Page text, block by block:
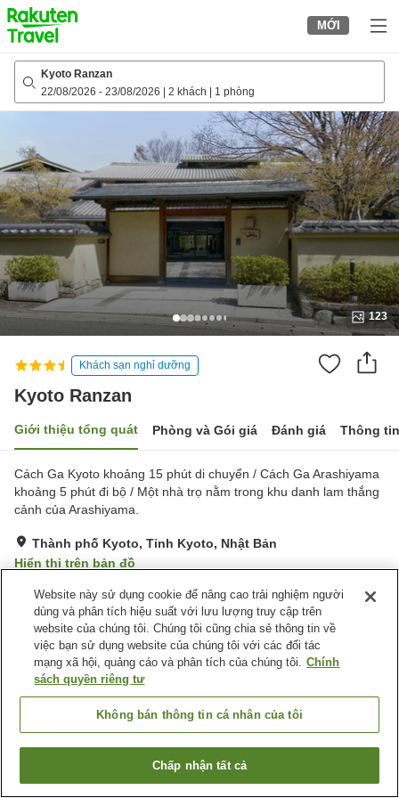
to
top
page
MỚI
Kyoto Ranzan
22/08/2026 - 23/08/2026 2 khách 1 phòng
123
Khách sạn nghỉ dưỡng
Kyoto Ranzan
Giới thiệu tổng quát Phòng và Gói giá Đánh giá Thông
Cách Ga Kyoto khoảng 15 phút di chuyển / Cách Ga Arashiyama
khoảng 5 phút đi bộ / Một nhà trọ nằm trong khu danh lam thắng
cảnh của Arashiyama.
Thành phố Kyoto, Tỉnh Kyoto, Nhật Bản
Hiển thị trên bản đồ
Rất tốt Đánh giá:276 lượt
Tiện nghi chỗ nghỉ
Bãi đỗ xe
Spa / Salon
Nhà hàng
Trang chủ Nhật Bản Tỉnh Kyoto
Thành phố Kyoto
Kyoto Ranzan
Tìm phòng trống
Website này sử dụng cookie để nâng cao trải nghiệm người
dùng và phân tích hiệu suất với lưu lượng truy cập trên
website của chúng tôi. Chúng tôi cũng chia sẻ thông tin về
việc bạn sử dụng website của chúng tôi với các đối tác
mạng xã hội, quảng cáo và phân tích của chúng tôi. Chính
sách quyền riêng tư
Không bán thông tin cá nhân của tôi
Chấp nhận tất cả